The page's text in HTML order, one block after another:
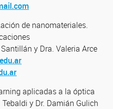
de nanomateriales.
y Dra. Valeria Arce
aplicadas a la óptica
Tebaldi y Dr. Damián Gulich